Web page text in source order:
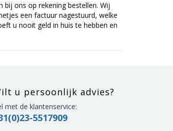
bij ons op rekening bestellen. Wij
een factuur nagestuurd, welke
u nooit geld in huis te hebben en
u persoonlijk advies?
met de klantenservice:
5517909